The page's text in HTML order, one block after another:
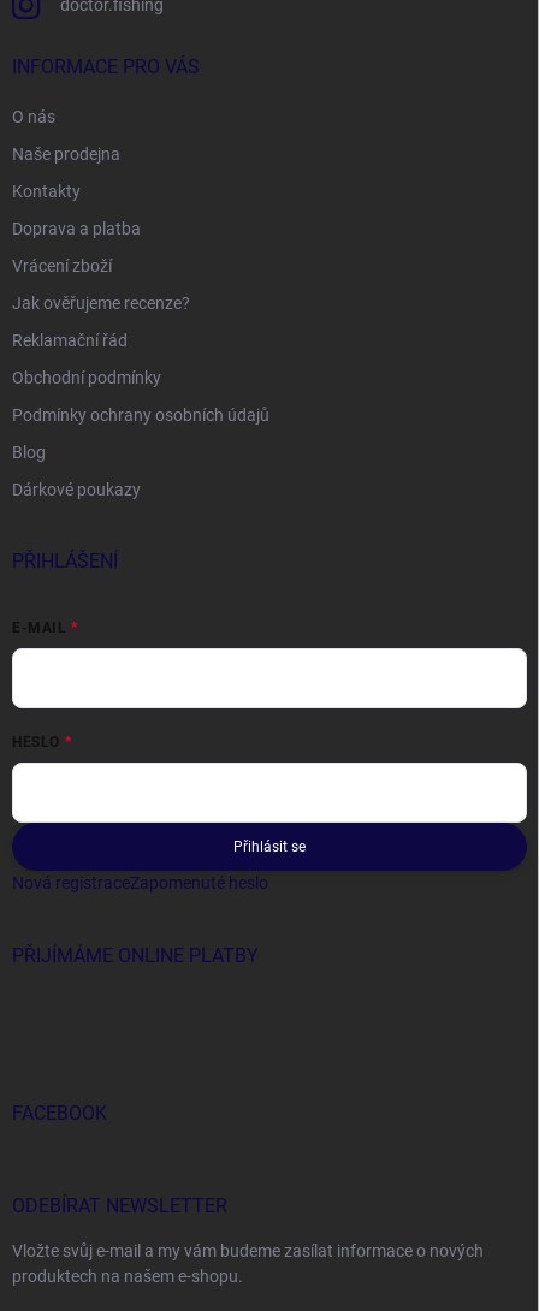
doctor.fishing
INFORMACE PRO VÁS
O nás
Naše prodejna
Kontakty
Doprava a platba
Vrácení zboží
Jak ověřujeme recenze?
Reklamační řád
Obchodní podmínky
Podmínky ochrany osobních údajů
Blog
Dárkové poukazy
PŘIHLÁŠENÍ
E-MAIL
HESLO
Přihlásit se
Nová registraceZapomenuté heslo
PŘIJÍMÁME ONLINE PLATBY
FACEBOOK
ODEBÍRAT NEWSLETTER
Vložte svůj e-mail a my vám budeme zasílat informace o nových
produktech na našem e-shopu.